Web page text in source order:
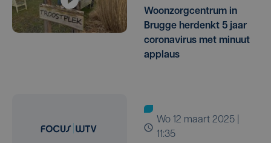
Woonzorgcentrum in
Brugge herdenkt 5 jaar
coronavirus met minuut
applaus
wo 12 maart 2025 |
11:35